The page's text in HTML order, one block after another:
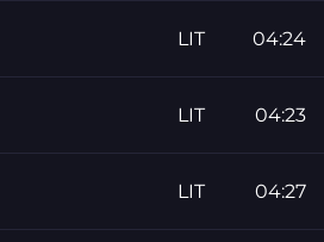
04:24
LIT
04:23
LIT
04:27
LIT